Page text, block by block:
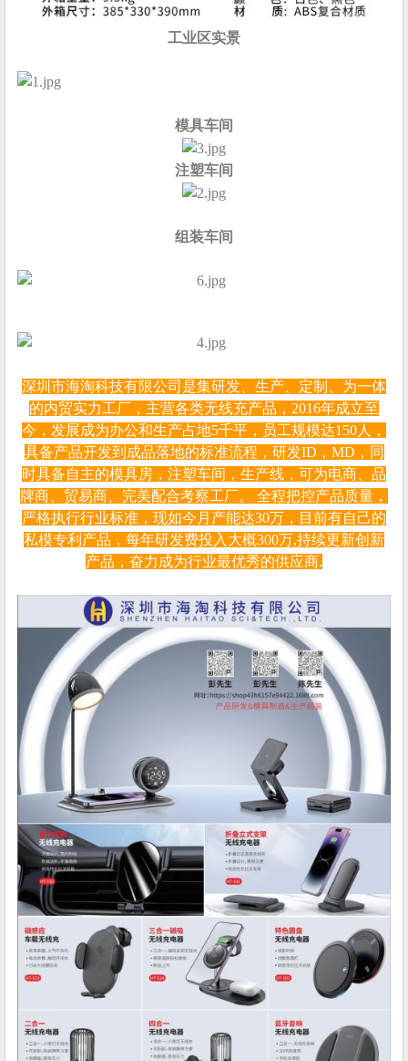
工业区实景
模具车间
注塑车间
组装车间
深圳市海淘科技有限公司是集研发、生产、定制、为一体
的内贸实力工厂，主营各类无线充产品，2016年成立至
今，发展成为办公和生产占地5千平，员工规模达150人，
具备产品开发到成品落地的标准流程，研发ID，MD，同
时具备自主的模具房，注塑车间，生产线，可为电商、品
牌商、贸易商、完美配合考察工厂。 全程把控产品质量，
严格执行行业标准，现如今月产能达30万，目前有自己的
私模专利产品，每年研发费投入大概300万,持续更新创新
产品，奋力成为行业最优秀的供应商.